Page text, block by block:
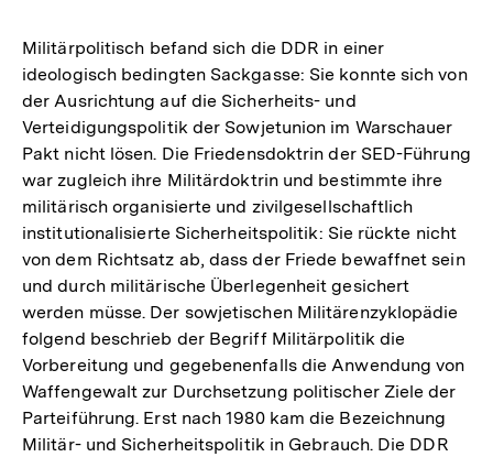
Militärpolitisch befand sich die DDR in einer
ideologisch bedingten Sackgasse: Sie konnte sich von
der Ausrichtung auf die Sicherheits- und
Verteidigungspolitik der Sowjetunion im Warschauer
Pakt nicht lösen. Die Friedensdoktrin der SED-Führung
war zugleich ihre Militärdoktrin und bestimmte ihre
militärisch organisierte und zivilgesellschaftlich
institutionalisierte Sicherheitspolitik: Sie rückte nicht
von dem Richtsatz ab, dass der Friede bewaffnet sein
und durch militärische Überlegenheit gesichert
werden müsse. Der sowjetischen Militärenzyklopädie
folgend beschrieb der Begriff Militärpolitik die
Vorbereitung und gegebenenfalls die Anwendung von
Waffengewalt zur Durchsetzung politischer Ziele der
Parteiführung. Erst nach 1980 kam die Bezeichnung
Militär- und Sicherheitspolitik in Gebrauch. Die DDR